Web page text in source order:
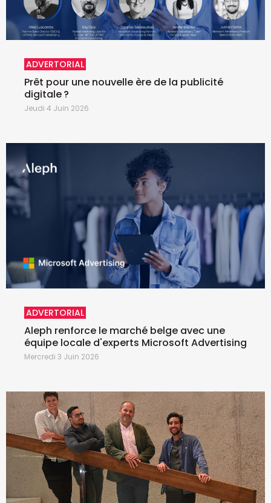
ADVERTORIAL
Prêt pour une nouvelle ère de la publicité
digitale ?
Jeudi 4 Juin 2026
ADVERTORIAL
Aleph renforce le marché belge avec une
équipe locale d'experts Microsoft Advertising
Mercredi 3 Juin 2026